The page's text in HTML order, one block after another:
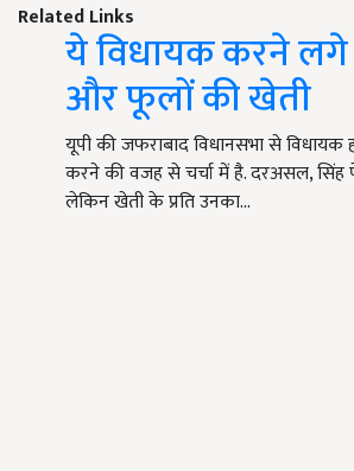
Related Links
ये विधायक करने लगे
और फूलों की खेती
यूपी की जफराबाद विधानसभा से विधायक
करने की वजह से चर्चा में है. दरअसल,
लेकिन खेती के प्रति उनका…